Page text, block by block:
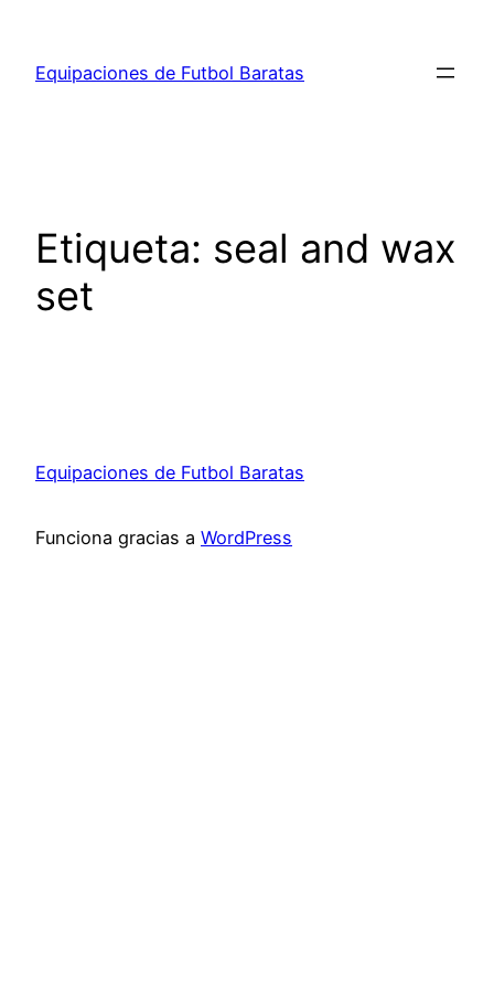
contenido
Equipaciones de Futbol Baratas
Etiqueta: seal and wax
set
Equipaciones de Futbol Baratas
Funciona gracias a WordPress